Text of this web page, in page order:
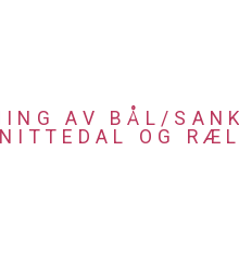
AV BÅL/
NITTEDAL OG